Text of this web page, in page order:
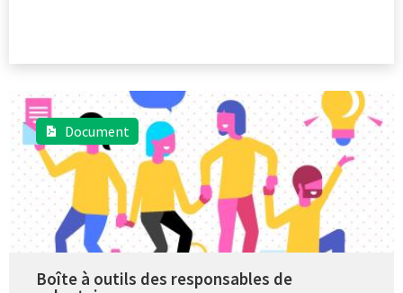
Document
Boîte à outils des responsables de